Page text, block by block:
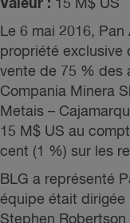
Valeur : 15 M$ US
Le 6 mai 2016,
propriété exclusive
vente de 75 % des
Compania Minera
Metais –
15 M$ US au
cent (1 %) sur les
BLG a représenté
équipe était dirigée
Stephen Robertson